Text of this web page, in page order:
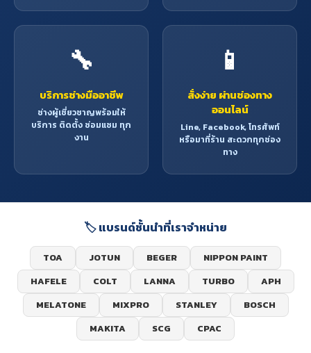
🔧
บริการช่างมืออาชีพ
ช่างผู้เชี่ยวชาญพร้อมให้
บริการ ติดตั้ง ซ่อมแซม ทุก
งาน
📱
สั่งง่าย ผ่านช่องทาง
ออนไลน์
Line, Facebook, โทรศัพท์
หรือมาที่ร้าน สะดวกทุกช่อง
ทาง
🏷️ แบรนด์ชั้นนำที่เราจำหน่าย
TOA JOTUN BEGER
NIPPON PAINT
HAFELE
COLT LANNA TURBO
APH
MELATONE
MIXPRO STANLEY
BOSCH
MAKITA
SCG CPAC